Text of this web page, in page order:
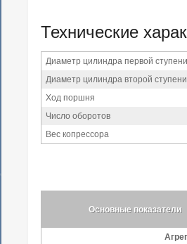
Технические
Диаметр цилиндра первой ступени
Диаметр цилиндра второй ступени
Ход поршня
Число оборотов
Вес копрессора
Основные показатели